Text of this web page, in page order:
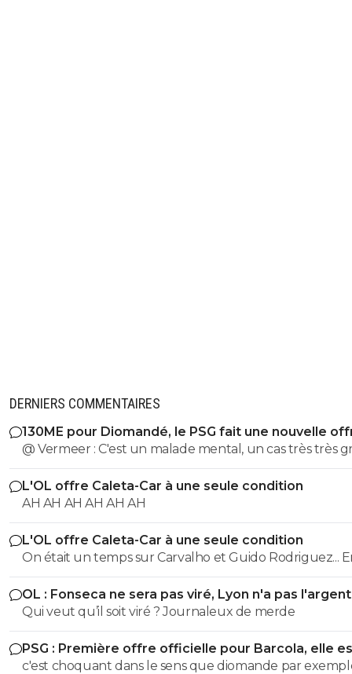
DERNIERS COMMENTAIRES
130ME pour Diomandé, le PSG fait une nouvelle
@ Vermeer : C'est un malade mental, un cas très très
Beaucoup plus grave que l'autre porc sur maxi.
L'OL offre Caleta-Car à une seule condition
AH AH AH AH AH AH
L'OL offre Caleta-Car à une seule condition
On était un temps sur Carvalho et Guido Rodriguez...
panic buy, Blanc a bien validé ce joueur, je ne vois pas
raccourci.
OL : Fonseca ne sera pas viré, Lyon n'a pas
le faire
Qui veut qu’il soit viré ? Journaleux de merde
PSG : Première offre officielle pour Barcola, elle
choquante
c'est choquant dans le sens que diomande par